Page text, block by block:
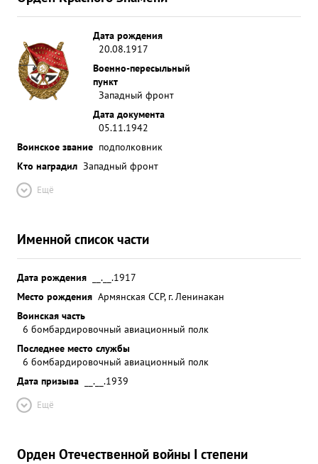
Дисциплинирован. Политически развит.
Заслуженно пользуется авторитетом среди
личного состава части. За образцовое
выполнение боевых заданий мужество и героизм
проявленные при этом в борьбе с немецкими
захватчиками представляется к высшей
правительственной награде орденом "ЛЕНИНА".
Дата рождения
20.08.1917
Военно-пересыльный
пункт
Западный фронт
Дата документа
05.11.1942
Воинское звание подполковник
Кто наградил Западный фронт
Ещё
Именной список части
Дата рождения
__.__.1917
Место рождения Армянская ССР, г. Ленинакан
Воинская часть
6 бомбардировочный авиационный полк
Последнее место службы
6 бомбардировочный авиационный полк
Дата призыва
__.__.1939
Ещё
Орден Отечественной войны I степени